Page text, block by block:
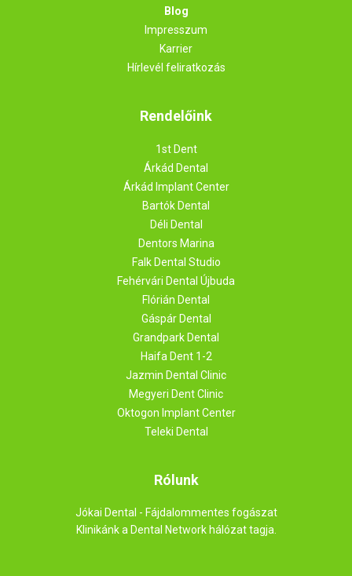
Blog
Impresszum
Karrier
Hírlevél feliratkozás
Rendelőink
1st Dent
Árkád Dental
Árkád Implant Center
Bartók Dental
Déli Dental
Dentors Marina
Falk Dental Studio
Fehérvári Dental Újbuda
Flórián Dental
Gáspár Dental
Grandpark Dental
Haifa Dent 1-2
Jazmin Dental Clinic
Megyeri Dent Clinic
Oktogon Implant Center
Teleki Dental
Rólunk
Jókai Dental - Fájdalommentes fogászat
Klinikánk a Dental Network hálózat tagja.